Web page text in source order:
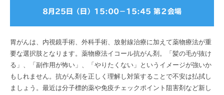
8月25日（日） 15:00− 15:45 第２会場
胃がんは、内視鏡手術、外科手術、放射線治療に加えて薬物療法が重
要な選択肢となります。薬物療法イコール抗がん剤。「髪の毛が抜け
る」、「副作用が怖い」、「やりたくない」というイメージが強いか
もしれません。抗がん剤を正しく理解し対策することで不安は払拭し
ましょう。最近は分子標的薬や免疫チェックポイント阻害剤など新し